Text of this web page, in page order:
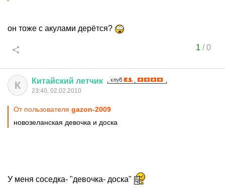
он тоже с акулами дерётся?
1 /0
К Китайский летчик
23:40, 02.02.2010
От пользователя gazon-2009
новозеланская девочка и доска
У меня соседка- "девочка- доска"